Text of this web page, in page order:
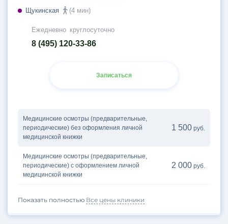
Щукинская (4 мин)
Ежедневно круглосуточно
8 (495) 120-33-86
Записаться
Медицинские осмотры (предварительные,
периодические) без оформления личной
медицинской книжки
1 500 руб.
Медицинские осмотры (предварительные,
периодические) с оформлением личной
медицинской книжки
2 000 руб.
Показать полностью Все цены клиники